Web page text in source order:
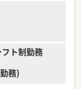
ト制勤務
務)